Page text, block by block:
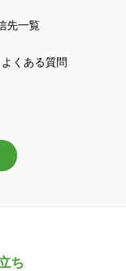
先一覧
よくある質問
ち